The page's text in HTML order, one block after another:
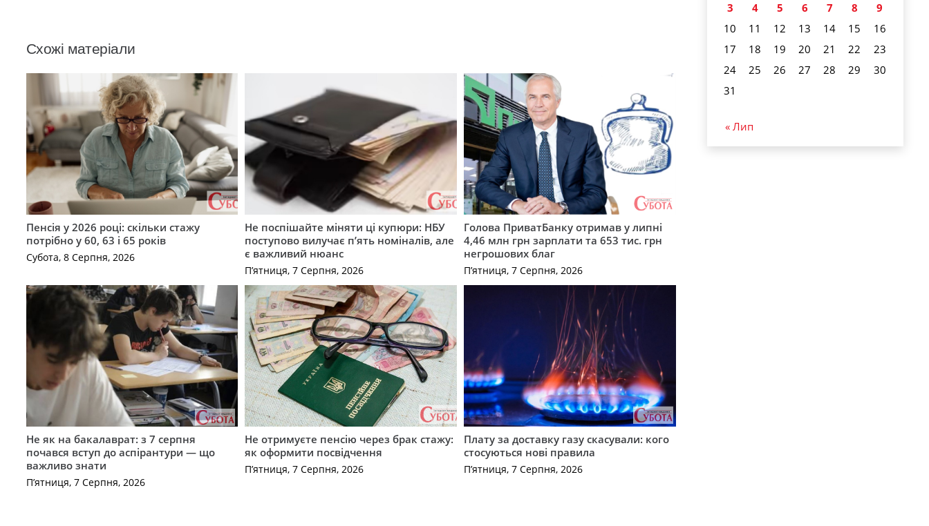
Схожі матеріали
Пенсія у 2026 році: скільки стажу
потрібно у 60, 63 і 65 років
Субота, 8 Серпня, 2026
Не поспішайте міняти ці купюри: НБУ
поступово вилучає п’ять номіналів, але
є важливий нюанс
П’ятниця, 7 Серпня, 2026
Голова ПриватБанку отримав у липні
4,46 млн грн зарплати та 653 тис. грн
негрошових благ
П’ятниця, 7 Серпня, 2026
Не як на бакалаврат: з 7 серпня
почався вступ до аспірантури — що
важливо знати
П’ятниця, 7 Серпня, 2026
Не отримуєте пенсію через брак стажу:
як оформити посвідчення
П’ятниця, 7 Серпня, 2026
Плату за доставку газу скасували: кого
стосуються нові правила
П’ятниця, 7 Серпня, 2026
3
4 5 6 7 8
9
10
11 12 13 14 15
16
17
18 19 20 21 22
23
24
25 26 27 28 29
30
31
« Лип